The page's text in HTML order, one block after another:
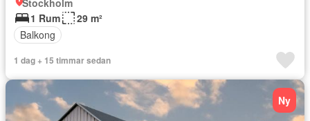
1 Rum
29 m²
Balkong
1 dag + 15 timmar sedan
Ny